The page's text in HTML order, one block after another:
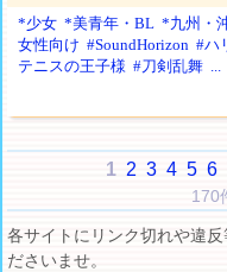
*少女 *美青年・BL *九州・
女性向け #SoundHorizon #ハ
テニスの王子様 #刀剣乱舞 ...
1 2 3 4 5 6
170
各サイトにリンク切れや違
ださいませ。